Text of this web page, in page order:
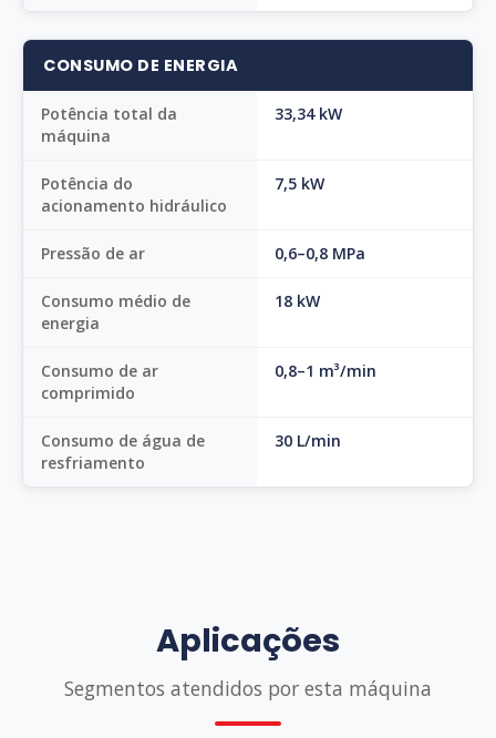
CONSUMO DE ENERGIA
Potência total da
máquina
33,34 kW
Potência do
acionamento hidráulico
7,5 kW
Pressão de ar 0,6–0,8 MPa
Consumo médio de
energia
18 kW
Consumo de ar
comprimido
0,8–1 m³/min
Consumo de água de
resfriamento
30 L/min
Aplicações
Segmentos atendidos por esta máquina